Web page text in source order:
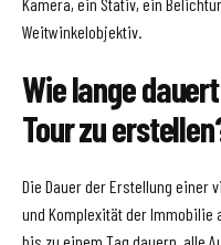
Weitwinkelobjektiv.
Wie lange
Tour zu
Die Dauer der Erstellung einer
und Komplexität der Immobilie